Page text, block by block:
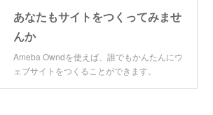
あなたもサイトをつくってみませ
んか
Ameba Owndを使えば、誰でもかんたんにウ
ェブサイトをつくることができます。